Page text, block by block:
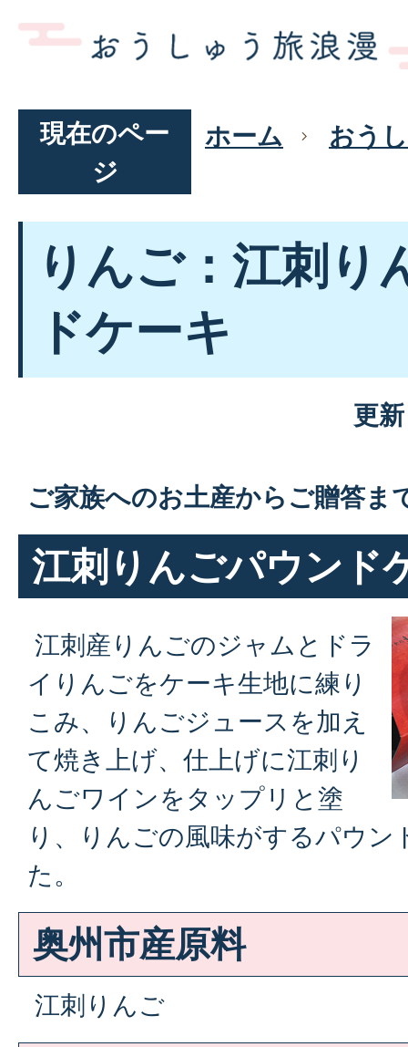
現在のペー
ジ
ホーム おう
りんご：江刺り
ドケーキ
更
ご家族へのお土産からご贈答ま
江刺りんごパウンド
江刺産りんごのジャムとドラ
イりんごをケーキ生地に練り
こみ、りんごジュースを加え
て焼き上げ、仕上げに江刺り
んごワインをタップリと塗
り、りんごの風味がするパウン
た。
奥州市産原料
江刺りんご